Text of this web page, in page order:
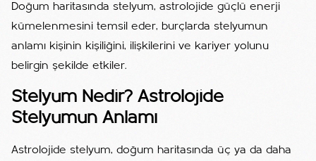
Doğum haritasında stelyum, astrolojide güçlü enerji
kümelenmesini temsil eder, burçlarda stelyumun
anlamı kişinin kişiliğini, ilişkilerini ve kariyer yolunu
belirgin şekilde etkiler.
Stelyum Nedir? Astrolojide
Stelyumun Anlamı
Astrolojide stelyum, doğum haritasında üç ya da daha